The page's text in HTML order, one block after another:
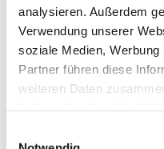
analysieren. Außerdem
Verwendung unserer
soziale Medien,
Partner führen diese
weiteren Daten